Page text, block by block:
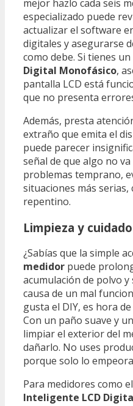
mejor hazlo cada seis
especializado puede
actualizar el software
digitales y asegurarse
como debe. Si tienes un
Digital Monofásico,
pantalla LCD está
que no presenta
Además, presta
extraño que emita el
puede parecer
señal de que algo no
problemas temprano,
situaciones más
repentino.
Limpieza y
¿Sabías que la simple
medidor puede
acumulación de polvo y
causa de un mal
gusta el DIY, es hora
Con un paño suave y
limpiar el exterior del
dañarlo. No uses
porque solo lo
Para medidores como el
Inteligente LCD